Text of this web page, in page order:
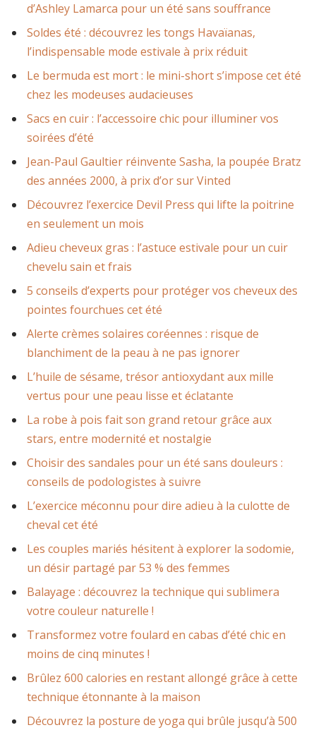
d’Ashley Lamarca pour un été sans souffrance
Soldes été : découvrez les tongs Havaïanas,
l’indispensable mode estivale à prix réduit
Le bermuda est mort : le mini-short s’impose cet été
chez les modeuses audacieuses
Sacs en cuir : l’accessoire chic pour illuminer vos
soirées d’été
Jean-Paul Gaultier réinvente Sasha, la poupée Bratz
des années 2000, à prix d’or sur Vinted
Découvrez l’exercice Devil Press qui lifte la poitrine
en seulement un mois
Adieu cheveux gras : l’astuce estivale pour un cuir
chevelu sain et frais
5 conseils d’experts pour protéger vos cheveux des
pointes fourchues cet été
Alerte crèmes solaires coréennes : risque de
blanchiment de la peau à ne pas ignorer
L’huile de sésame, trésor antioxydant aux mille
vertus pour une peau lisse et éclatante
La robe à pois fait son grand retour grâce aux
stars, entre modernité et nostalgie
Choisir des sandales pour un été sans douleurs :
conseils de podologistes à suivre
L’exercice méconnu pour dire adieu à la culotte de
cheval cet été
Les couples mariés hésitent à explorer la sodomie,
un désir partagé par 53 % des femmes
Balayage : découvrez la technique qui sublimera
votre couleur naturelle !
Transformez votre foulard en cabas d’été chic en
moins de cinq minutes !
Brûlez 600 calories en restant allongé grâce à cette
technique étonnante à la maison
Découvrez la posture de yoga qui brûle jusqu’à 500